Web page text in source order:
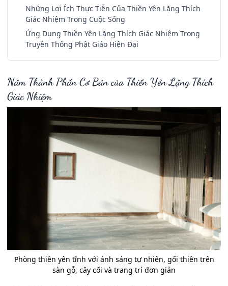
Những Lợi Ích Thực Tiễn Của Thiền Yên Lặng Thích
Giác Nhiệm Trong Cuộc Sống
Ứng Dụng Thiền Yên Lặng Thích Giác Nhiệm Trong
Truyền Thống Phật Giáo Hiện Đại
Năm Thành Phần Cơ Bản của Thiền Yên Lặng Thích
Giác Nhiệm
Phòng thiền yên tĩnh với ánh sáng tự nhiên, gối thiền trên
sàn gỗ, cây cối và trang trí đơn giản